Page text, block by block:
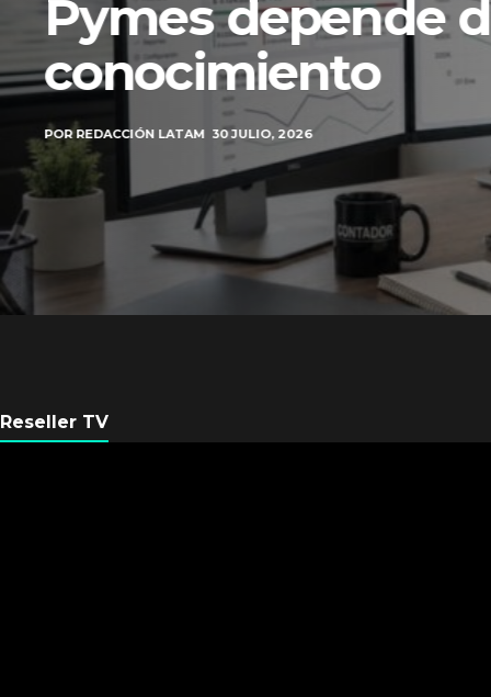
Pymes depende
conocimiento
POR REDACCIÓN LATAM 30 JULIO, 2026
Reseller TV